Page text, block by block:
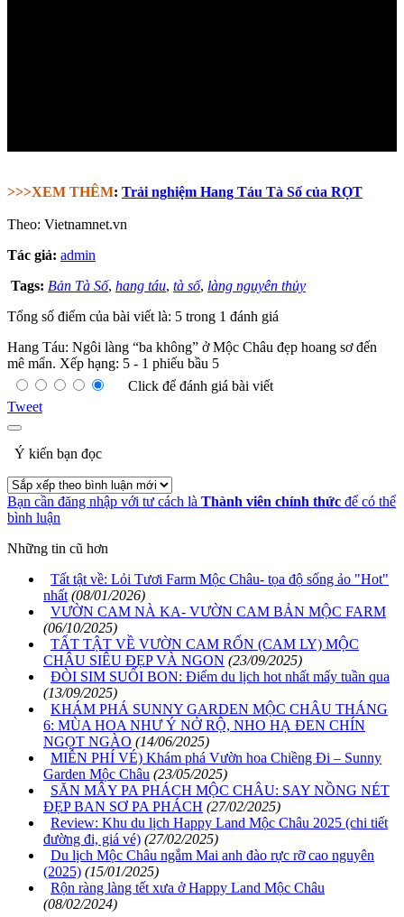
>>>XEM THÊM: Trải nghiệm Hang Táu Tà Số của RỌT
Theo: Vietnamnet.vn
Tác giả: admin
Tags: Bản Tà Số, hang táu, tà số, làng nguyên thủy
Tổng số điểm của bài viết là: 5 trong 1 đánh giá
Hang Táu: Ngôi làng “ba không” ở Mộc Châu đẹp hoang sơ đến
mê mẩn. Xếp hạng: 5 - 1 phiếu bầu 5
Click để đánh giá bài viết
Tweet
Ý kiến bạn đọc
Bạn cần đăng nhập với tư cách là Thành viên chính thức để có thể
bình luận
Những tin cũ hơn
Tất tật về: Lỏi Tươi Farm Mộc Châu- tọa độ sống ảo "Hot"
nhất (08/01/2026)
VƯỜN CAM NÀ KA- VƯỜN CAM BẢN MỘC FARM
(06/10/2025)
TẤT TẬT VỀ VƯỜN CAM RỐN (CAM LY) MỘC
CHÂU SIÊU ĐẸP VÀ NGON (23/09/2025)
ĐÒI SIM SUỐI BON: Điểm du lịch hot nhất mấy tuần qua
(13/09/2025)
KHÁM PHÁ SUNNY GARDEN MỘC CHÂU THÁNG
6: MÙA HOA NHƯ Ý NỞ RỘ, NHO HẠ ĐEN CHÍN
NGỌT NGÀO (14/06/2025)
MIỄN PHÍ VÉ) Khám phá Vườn hoa Chiềng Đi – Sunny
Garden Mộc Châu (23/05/2025)
SĂN MÂY PA PHÁCH MỘC CHÂU: SAY NỒNG NÉT
ĐẸP BAN SƠ PA PHÁCH (27/02/2025)
Review: Khu du lịch Happy Land Mộc Châu 2025 (chi tiết
đường đi, giá vé) (27/02/2025)
Du lịch Mộc Châu ngắm Mai anh đào rực rỡ cao nguyên
(2025) (15/01/2025)
Rộn ràng làng tết xưa ở Happy Land Mộc Châu
(08/02/2024)